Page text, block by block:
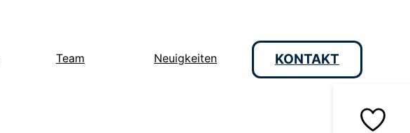
Team Neuigkeiten KONTAKT